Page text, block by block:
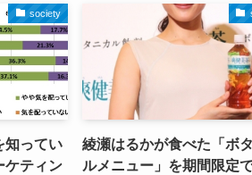
society
知ってい
ティン
綾瀬はるかが食べた「ボ
ルメニュー」を期間限定